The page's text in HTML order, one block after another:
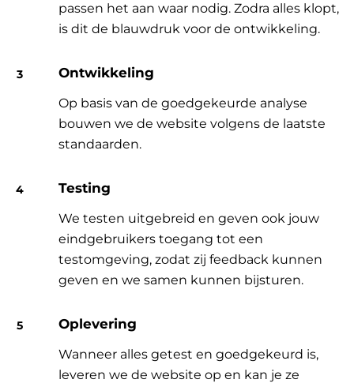
passen het aan waar nodig. Zodra alles klopt,
is dit de blauwdruk voor de ontwikkeling.
Ontwikkeling
Op basis van de goedgekeurde analyse
bouwen we de website volgens de laatste
standaarden.
Testing
We testen uitgebreid en geven ook jouw
eindgebruikers toegang tot een
testomgeving, zodat zij feedback kunnen
geven en we samen kunnen bijsturen.
Oplevering
Wanneer alles getest en goedgekeurd is,
leveren we de website op en kan je ze